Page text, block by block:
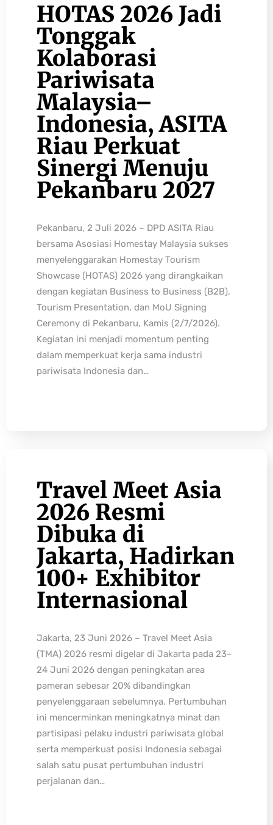
HOTAS 2026 Jadi
Tonggak
Kolaborasi
Pariwisata
Malaysia–
Indonesia, ASITA
Riau Perkuat
Sinergi Menuju
Pekanbaru 2027
Pekanbaru, 2 Juli 2026 – DPD ASITA Riau
bersama Asosiasi Homestay Malaysia sukses
menyelenggarakan Homestay Tourism
Showcase (HOTAS) 2026 yang dirangkaikan
dengan kegiatan Business to Business (B2B),
Tourism Presentation, dan MoU Signing
Ceremony di Pekanbaru, Kamis (2/7/2026).
Kegiatan ini menjadi momentum penting
dalam memperkuat kerja sama industri
pariwisata Indonesia dan…
Travel Meet Asia
2026 Resmi
Dibuka di
Jakarta, Hadirkan
100+ Exhibitor
Internasional
Jakarta, 23 Juni 2026 – Travel Meet Asia
(TMA) 2026 resmi digelar di Jakarta pada 23–
24 Juni 2026 dengan peningkatan area
pameran sebesar 20% dibandingkan
penyelenggaraan sebelumnya. Pertumbuhan
ini mencerminkan meningkatnya minat dan
partisipasi pelaku industri pariwisata global
serta memperkuat posisi Indonesia sebagai
salah satu pusat pertumbuhan industri
perjalanan dan…